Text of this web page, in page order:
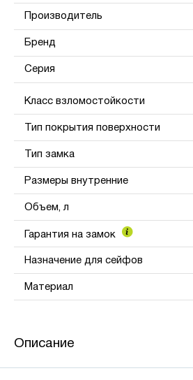
Производитель
Бренд
Серия
Класс взломостойкости
Тип покрытия поверхности
Тип замка
Размеры внутренние
Объем, л
Гарантия на замок
Назначение для сейфов
Материал
Описание